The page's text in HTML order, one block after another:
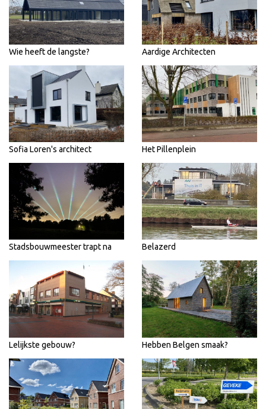
Wie heeft de langste? Aardige Architecten
Sofia Loren's architect Het Pillenplein
Stadsbouwmeester trapt na Belazerd
Lelijkste gebouw? Hebben Belgen smaak?